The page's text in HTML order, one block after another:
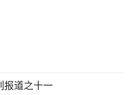
报道之十一